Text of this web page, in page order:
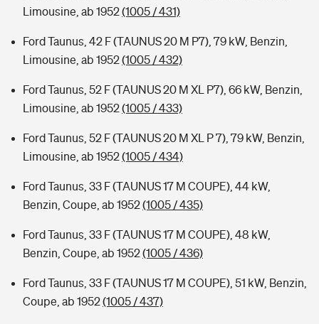
Limousine, ab 1952(1005 / 431)
Ford Taunus, 42 F (TAUNUS 20 M P7), 79 kW, Benzin,
Limousine, ab 1952(1005 / 432)
Ford Taunus, 52 F (TAUNUS 20 M XL P7), 66 kW, Benzin,
Limousine, ab 1952(1005 / 433)
Ford Taunus, 52 F (TAUNUS 20 M XL P 7), 79 kW, Benzin,
Limousine, ab 1952(1005 / 434)
Ford Taunus, 33 F (TAUNUS 17 M COUPE), 44 kW,
Benzin, Coupe, ab 1952(1005 / 435)
Ford Taunus, 33 F (TAUNUS 17 M COUPE), 48 kW,
Benzin, Coupe, ab 1952(1005 / 436)
Ford Taunus, 33 F (TAUNUS 17 M COUPE), 51 kW, Benzin,
Coupe, ab 1952(1005 / 437)